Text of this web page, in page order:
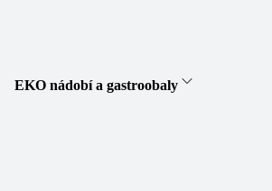
EKO nádobí a gastroobaly